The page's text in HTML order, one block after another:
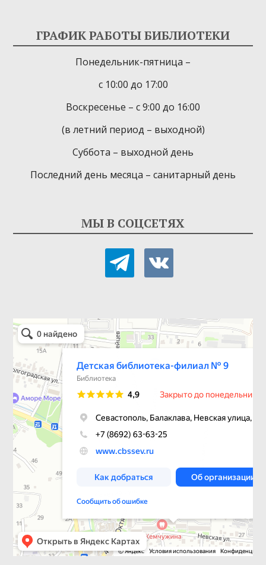
ГРАФИК РАБОТЫ БИБЛИОТЕКИ
Понедельник-пятница –
с 10:00 до 17:00
Воскресенье – с 9:00 до 16:00
(в летний период – выходной)
Суббота – выходной день
Последний день месяца – санитарный день
МЫ В СОЦСЕТЯХ
telegramvkontakte
Детская библиотека-филиал № 9
Библиотека в Севастополе